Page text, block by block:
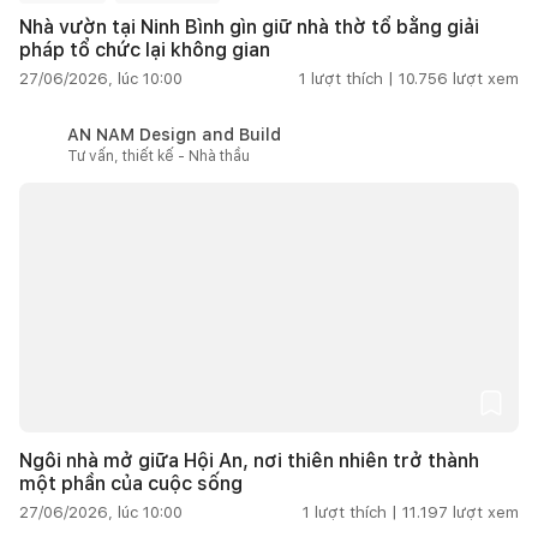
Nhà vườn tại Ninh Bình gìn giữ nhà thờ tổ bằng giải
pháp tổ chức lại không gian
27/06/2026, lúc 10:00 1 lượt thích | 10.756 lượt xem
AN NAM Design and Build
Tư vấn, thiết kế - Nhà thầu
Ngôi nhà mở giữa Hội An, nơi thiên nhiên trở thành
một phần của cuộc sống
27/06/2026, lúc 10:00 1 lượt thích | 11.197 lượt xem